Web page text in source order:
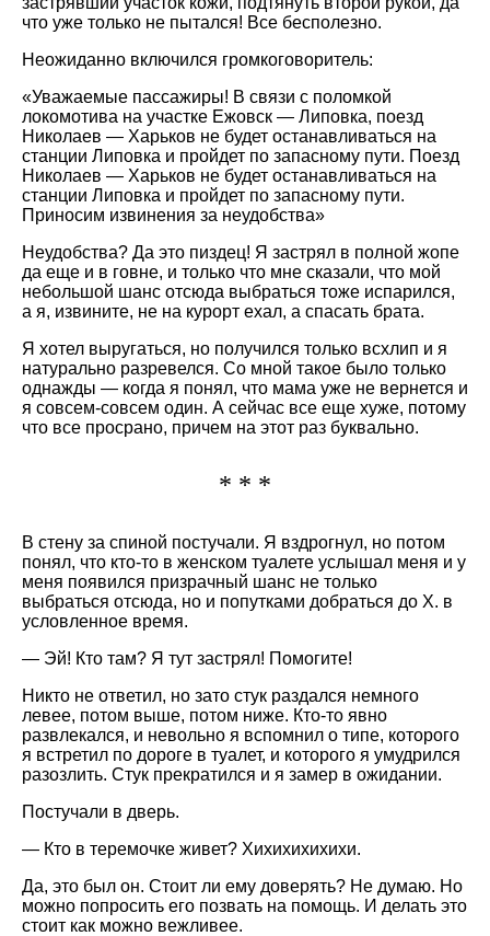
что уже только не пытался! Все бесполезно.
Неожиданно включился громкоговоритель:
«Уважаемые пассажиры! В связи с поломкой
локомотива на участке Ежовск — Липовка, поезд
Николаев — Харьков не будет останавливаться на
станции Липовка и пройдет по запасному пути. Поезд
Николаев — Харьков не будет останавливаться на
станции Липовка и пройдет по запасному пути.
Приносим извинения за неудобства»
Неудобства? Да это пиздец! Я застрял в полной жопе
да еще и в говне, и только что мне сказали, что мой
небольшой шанс отсюда выбраться тоже испарился,
а я, извините, не на курорт ехал, а спасать брата.
Я хотел выругаться, но получился только всхлип и я
натурально разревелся. Со мной такое было только
однажды — когда я понял, что мама уже не вернется и
я совсем-совсем один. А сейчас все еще хуже, потому
что все просрано, причем на этот раз буквально.
* * *
В стену за спиной постучали. Я вздрогнул, но потом
понял, что кто-то в женском туалете услышал меня и у
меня появился призрачный шанс не только
выбраться отсюда, но и попутками добраться до Х. в
условленное время.
— Эй! Кто там? Я тут застрял! Помогите!
Никто не ответил, но зато стук раздался немного
левее, потом выше, потом ниже. Кто-то явно
развлекался, и невольно я вспомнил о типе, которого
я встретил по дороге в туалет, и которого я умудрился
разозлить. Стук прекратился и я замер в ожидании.
Постучали в дверь.
— Кто в теремочке живет? Хихихихихихи.
Да, это был он. Стоит ли ему доверять? Не думаю. Но
можно попросить его позвать на помощь. И делать это
стоит как можно вежливее.